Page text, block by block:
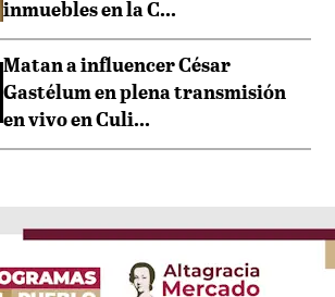
inmuebles en la C...
Matan a influencer César
Gastélum en plena transmisión
en vivo en Culi...